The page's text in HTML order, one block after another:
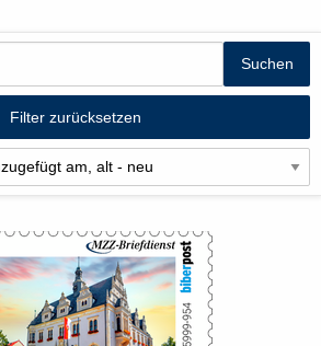
Filter zurücksetzen